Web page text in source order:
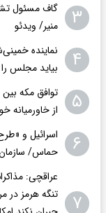
۳
گاف مسئول
منیر/ ویدئو
۴
نماینده
بیاید مجلس را
۵
توافق مکه بین
از خاورمیانه
۶
اسرائیل و
حماس/ سازمان
۷
عراقچی:
تنگه هرمز در